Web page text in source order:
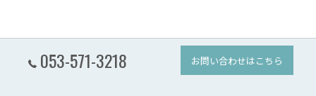
053-571-3218 お問い合わせはこちら